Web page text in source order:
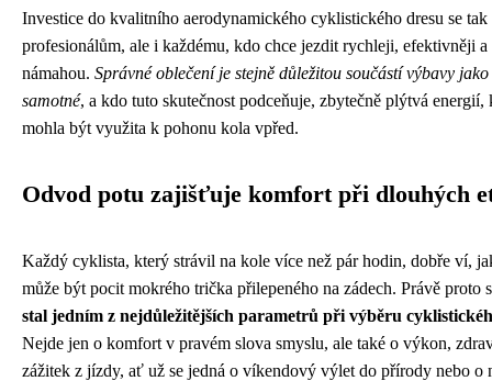
Investice do kvalitního aerodynamického cyklistického dresu se
profesionálům, ale i každému, kdo chce jezdit rychleji, efektivněji a
námahou. Správné oblečení je stejně důležitou součástí výbavy
samotné, a kdo tuto skutečnost podceňuje, zbytečně plýtvá energií,
mohla být využita k pohonu kola vpřed.
Odvod potu zajišťuje komfort při dlouhých
Každý cyklista, který strávil na kole více než pár hodin, dobře ví,
může být pocit mokrého trička přilepeného na zádech. Právě proto
stal jedním z nejdůležitějších parametrů při výběru
Nejde jen o komfort v pravém slova smyslu, ale také o výkon,
zážitek z jízdy, ať už se jedná o víkendový výlet do přírody nebo o